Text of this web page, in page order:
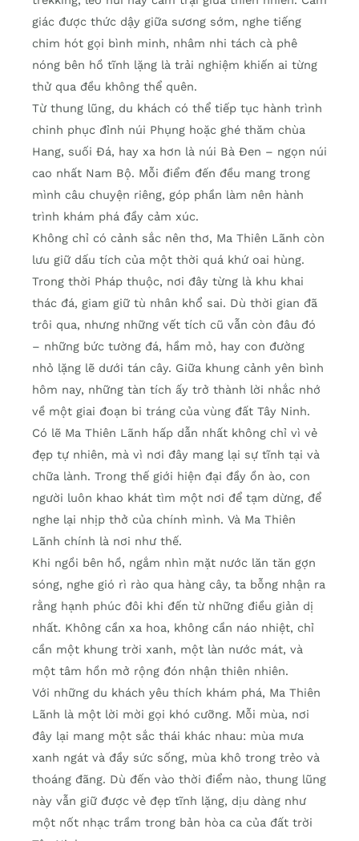
giác được thức dậy giữa sương sớm, nghe tiếng
chim hót gọi bình minh, nhâm nhi tách cà phê
nóng bên hồ tĩnh lặng là trải nghiệm khiến ai từng
thử qua đều không thể quên.
Từ thung lũng, du khách có thể tiếp tục hành trình
chinh phục đỉnh núi Phụng hoặc ghé thăm chùa
Hang, suối Đá, hay xa hơn là núi Bà Đen – ngọn núi
cao nhất Nam Bộ. Mỗi điểm đến đều mang trong
mình câu chuyện riêng, góp phần làm nên hành
trình khám phá đầy cảm xúc.
Không chỉ có cảnh sắc nên thơ, Ma Thiên Lãnh còn
lưu giữ dấu tích của một thời quá khứ oai hùng.
Trong thời Pháp thuộc, nơi đây từng là khu khai
thác đá, giam giữ tù nhân khổ sai. Dù thời gian đã
trôi qua, nhưng những vết tích cũ vẫn còn đâu đó
– những bức tường đá, hầm mỏ, hay con đường
nhỏ lặng lẽ dưới tán cây. Giữa khung cảnh yên bình
hôm nay, những tàn tích ấy trở thành lời nhắc nhớ
về một giai đoạn bi tráng của vùng đất Tây Ninh.
Có lẽ Ma Thiên Lãnh hấp dẫn nhất không chỉ vì vẻ
đẹp tự nhiên, mà vì nơi đây mang lại sự tĩnh tại và
chữa lành. Trong thế giới hiện đại đầy ồn ào, con
người luôn khao khát tìm một nơi để tạm dừng, để
nghe lại nhịp thở của chính mình. Và Ma Thiên
Lãnh chính là nơi như thế.
Khi ngồi bên hồ, ngắm nhìn mặt nước lăn tăn gợn
sóng, nghe gió rì rào qua hàng cây, ta bỗng nhận ra
rằng hạnh phúc đôi khi đến từ những điều giản dị
nhất. Không cần xa hoa, không cần náo nhiệt, chỉ
cần một khung trời xanh, một làn nước mát, và
một tâm hồn mở rộng đón nhận thiên nhiên.
Với những du khách yêu thích khám phá, Ma Thiên
Lãnh là một lời mời gọi khó cưỡng. Mỗi mùa, nơi
đây lại mang một sắc thái khác nhau: mùa mưa
xanh ngát và đầy sức sống, mùa khô trong trẻo và
thoáng đãng. Dù đến vào thời điểm nào, thung lũng
này vẫn giữ được vẻ đẹp tĩnh lặng, dịu dàng như
một nốt nhạc trầm trong bản hòa ca của đất trời